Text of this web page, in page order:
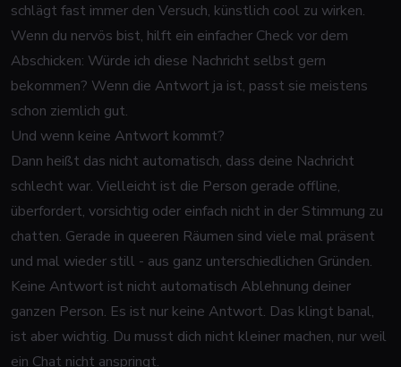
schlägt fast immer den Versuch, künstlich cool zu wirken.
Wenn du nervös bist, hilft ein einfacher Check vor dem
Abschicken: Würde ich diese Nachricht selbst gern
bekommen? Wenn die Antwort ja ist, passt sie meistens
schon ziemlich gut.
Und wenn keine Antwort kommt?
Dann heißt das nicht automatisch, dass deine Nachricht
schlecht war. Vielleicht ist die Person gerade offline,
überfordert, vorsichtig oder einfach nicht in der Stimmung zu
chatten. Gerade in queeren Räumen sind viele mal präsent
und mal wieder still - aus ganz unterschiedlichen Gründen.
Keine Antwort ist nicht automatisch Ablehnung deiner
ganzen Person. Es ist nur keine Antwort. Das klingt banal,
ist aber wichtig. Du musst dich nicht kleiner machen, nur weil
ein Chat nicht anspringt.